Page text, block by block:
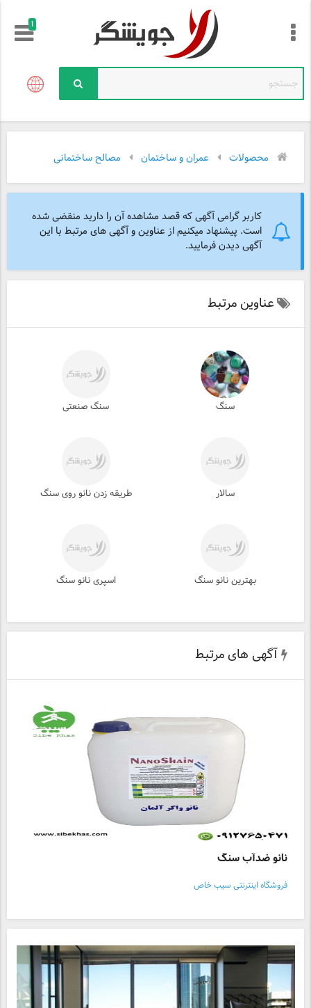
!
محصولات عمران و ساختمان مصالح ساختمانی
کاربر گرامی آگهی که قصد مشاهده آن را دارید منقضی شده
است. پیشنهاد میکنیم از عناوین و آگهی های مرتبط با این
آگهی دیدن فرمایید.
عناوین مرتبط
سنگ سنگ صنعتی
سالار طریقه زدن نانو روی سنگ
بهترین نانو سنگ اسپری نانو سنگ
آگهی های مرتبط
نانو ضدآب سنگ
فروشگاه اینترنتی سیب خاص